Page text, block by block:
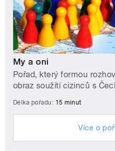
My a oni
Pořad, který formou
obraz soužití cizinců s
Délka pořadu: 15 minut
Více o